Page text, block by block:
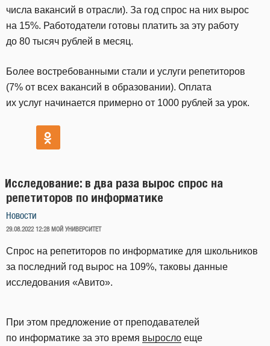
числа вакансий в отрасли). За год спрос на них вырос
на 15%. Работодатели готовы платить за эту работу
до 80 тысяч рублей в месяц.
Более востребованными стали и услуги репетиторов
(7% от всех вакансий в образовании). Оплата
их услуг начинается примерно от 1000 рублей за урок.
Исследование: в два раза вырос спрос на
репетиторов по информатике
Новости
ОПУБЛИКОВАНО
29.08.2022 12:28 МОЙ УНИВЕРСИТЕТ
Спрос на репетиторов по информатике для школьников
за последний год вырос на 109%, таковы данные
исследования «Авито».
При этом предложение от преподавателей
по информатике за это время выросло еще